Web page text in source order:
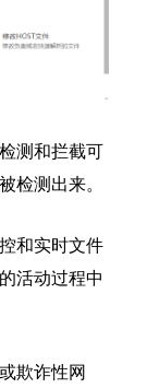
测和拦截可
检测出来。
和实时文件
活动过程中
欺诈性网